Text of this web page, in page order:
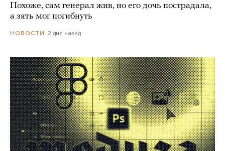
Похоже, сам генерал жив, но его дочь пострадала,
а зять мог погибнуть
НОВОСТИ 2 дня назад